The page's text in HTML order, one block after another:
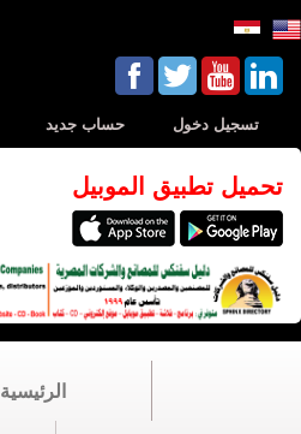
تسجيل دخول حساب جديد
تحميل تطبيق الموبيل
الرئيسية